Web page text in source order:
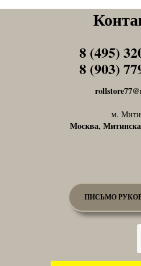
м.
Москва,
8 (495)
8 (903) Tel1
Tel1
ПИСЬМО